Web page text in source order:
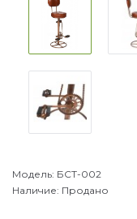
Модель: БСТ-002
Наличие: Продано